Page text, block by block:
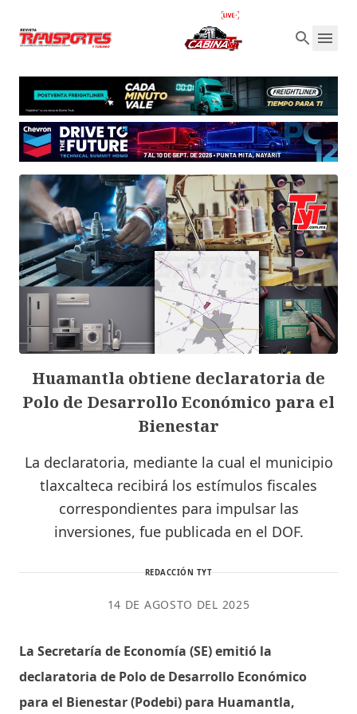
Huamantla obtiene declaratoria de
Polo de Desarrollo Económico para el
Bienestar
La declaratoria, mediante la cual el municipio
tlaxcalteca recibirá los estímulos fiscales
correspondientes para impulsar las
inversiones, fue publicada en el DOF.
REDACCIÓN TYT
14 DE AGOSTO DEL 2025
La Secretaría de Economía (SE) emitió la
declaratoria de Polo de Desarrollo Económico
para el Bienestar (Podebi) para Huamantla,